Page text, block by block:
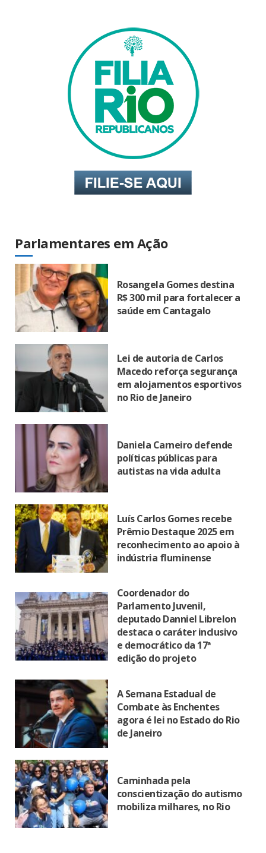
Parlamentares em Ação
Rosangela Gomes destina
R$ 300 mil para fortalecer a
saúde em Cantagalo
Lei de autoria de Carlos
Macedo reforça segurança
em alojamentos esportivos
no Rio de Janeiro
Daniela Carneiro defende
políticas públicas para
autistas na vida adulta
Luís Carlos Gomes recebe
Prêmio Destaque 2025 em
reconhecimento ao apoio à
indústria fluminense
Coordenador do
Parlamento Juvenil,
deputado Danniel Librelon
destaca o caráter inclusivo
e democrático da 17ª
edição do projeto
A Semana Estadual de
Combate às Enchentes
agora é lei no Estado do Rio
de Janeiro
Caminhada pela
conscientização do autismo
mobiliza milhares, no Rio